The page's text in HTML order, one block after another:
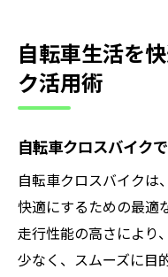
自転車生活を
ク活用術
自転車クロスバイク
自転車クロスバイクは
快適にするための最適
走行性能の高さにより
少なく、スムーズに目